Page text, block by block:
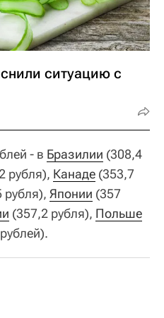
ситуацию с
- в Бразилии (308,4
рубля), Канаде (353,7
рубля), Японии (357
(357,2 рубля), Польше